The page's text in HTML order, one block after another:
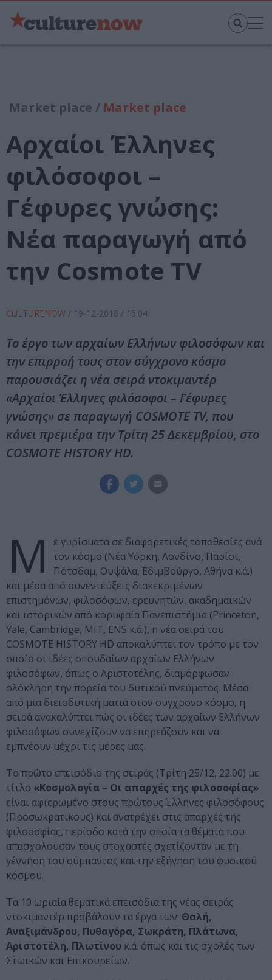
Market place / Market place
Αρχαίοι Έλληνες
φιλόσοφοι –
Γέφυρες γνώσης:
Νέα παραγωγή από
την Cosmote TV
CULTURENOW / 19-12-2018 / 15:04
Το έργο των αρχαίων Ελλήνων φιλοσόφων και
την επιρροή τους στον σύγχρονο κόσμο
παρουσιάζει η νέα σειρά ντοκιμαντέρ
«Αρχαίοι Έλληνες φιλόσοφοι – Γέφυρες
γνώσης» σε παραγωγή COSMOTE TV, που
κάνει πρεμιέρα την Τρίτη 25 Δεκεμβρίου, στο
COSMOTE HISTORY HD.
Μ
ε γυρίσματα σε διαφορετικές τοποθεσίες ανά
τον κόσμο (Νέα Υόρκη, Λονδίνο, Παρίσι,
Πότσδαμ, Ουψάλα, Εδιμβούργο, Αθήνα κ.ά.)
και μέσα από συνεντεύξεις διακεκριμένων
επιστημόνων, φιλοσόφων, ερευνητών, ακαδημαϊκών
και ιστορικών από κορυφαία Πανεπιστήμια (Princeton,
Yale, Cambridge, MIT, ENS κ.ά.), η νέα σειρά του
COSMOTE HISTORY HD αποκαλύπτει τον τρόπο με τον
οποίο οι ιδέες σπουδαίων αρχαίων Ελλήνων
φιλοσόφων, όπως ο Αριστοτέλης, διαμόρφωσαν
ολόκληρη την πορεία του δυτικού πνεύματος. Μέσα
από μια διεισδυτική ματιά στον σύγχρονο κόσμο, η
σειρά ανακαλύπτει πώς οι ιδέες των αρχαίων Ελλήνων
φιλοσόφων συνεχίζουν να επηρεάζουν και να
εμπνέουν μέχρι τις μέρες μας.
Το πρώτο επεισόδιο της σειράς (Τρίτη 25/12, 22.00) με
τίτλο «Κοσμολογία – Οι απαρχές της φιλοσοφίας»
είναι αφιερωμένο στους πρώτους Έλληνες φιλοσόφους
(Προσωκρατικούς) και ανατρέχει στις απαρχές της
φιλοσοφίας, περίοδο κατά την οποία τα θέματα που
απασχολούσαν τους στοχαστές σχετίζονταν με τη
γέννηση του σύμπαντος και την εξήγηση του φυσικού
κόσμου.
Τα 10 ωριαία θεματικά επεισόδια της νέας σειράς
ντοκιμαντέρ προβάλουν τα έργα των: Θαλή,
Αναξιμάνδρου, Πυθαγόρα, Σωκράτη, Πλάτωνα,
Αριστοτέλη, Πλωτίνου κ.ά. όπως και τις σχολές των
Στωικών και Επικουρείων.